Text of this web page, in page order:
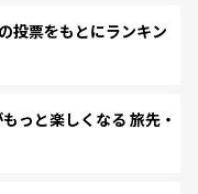
投票をもとにランキン
っと楽しくなる 旅先・